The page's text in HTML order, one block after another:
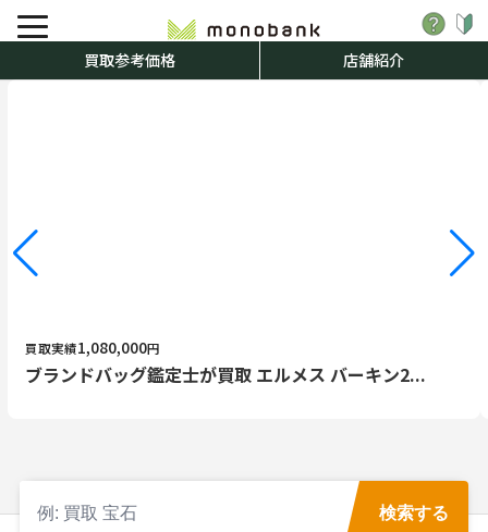
買取参考価格 店舗紹介
買取実績1,080,000円
ブランドバッグ鑑定士が買取 エルメス バーキン2...
検索する